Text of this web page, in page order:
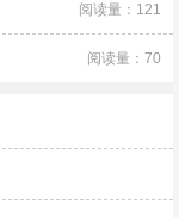
阅读量：121
阅读量：70